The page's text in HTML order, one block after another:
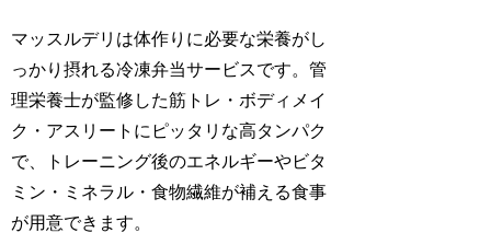
マッスルデリは体作りに必要な栄養がし
っかり摂れる冷凍弁当サービスです。管
理栄養士が監修した筋トレ・ボディメイ
ク・アスリートにピッタリな高タンパク
で、トレーニング後のエネルギーやビタ
ミン・ミネラル・食物繊維が補える食事
が用意できます。